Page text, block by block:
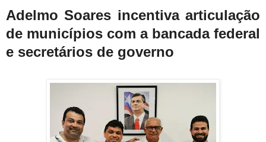
Adelmo Soares incentiva articulação
de municípios com a bancada federal
e secretários de governo